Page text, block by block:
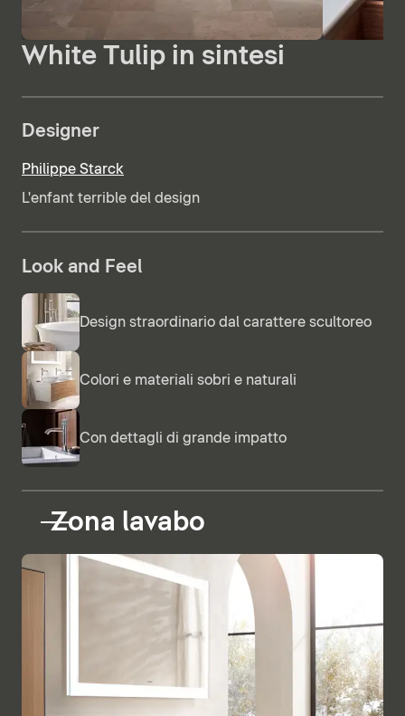
White Tulip in sintesi
Designer
Philippe Starck
L'enfant terrible del design
Look and Feel
Design straordinario dal carattere scultoreo
Colori e materiali sobri e naturali
Con dettagli di grande impatto
Zona lavabo